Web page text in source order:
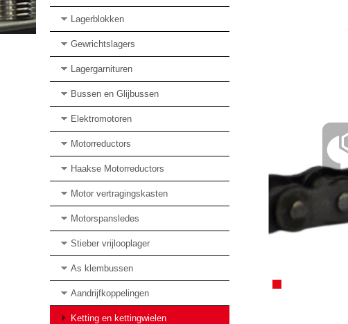
Lagerblokken
Gewrichtslagers
Lagergarnituren
Bussen en Glijbussen
Elektromotoren
Motorreductors
Haakse Motorreductors
Motor vertragingskasten
Motorspansledes
Stieber vrijlooplager
As klembussen
Aandrijfkoppelingen
Ketting en kettingwielen